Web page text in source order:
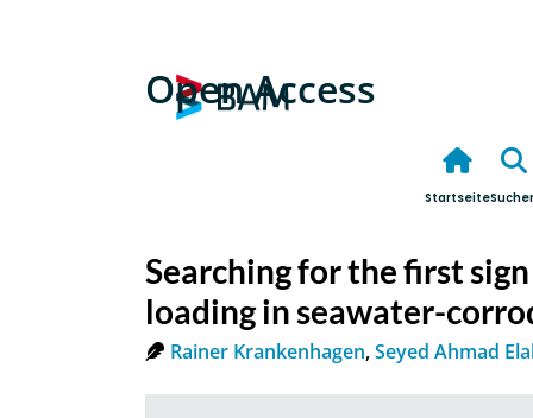
Open Access
Startseite
Searching for the first
loading in seawater-
Rainer Krankenhagen,Seyed Ahmad